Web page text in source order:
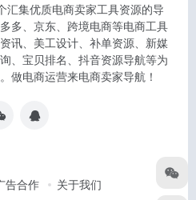
汇集优质电商卖家工具资源的导
多、京东、跨境电商等电商工具
讯、美工设计、补单资源、新媒
、宝贝排名、抖音资源导航等为
做电商运营来电商卖家导航！
告合作 关于我们